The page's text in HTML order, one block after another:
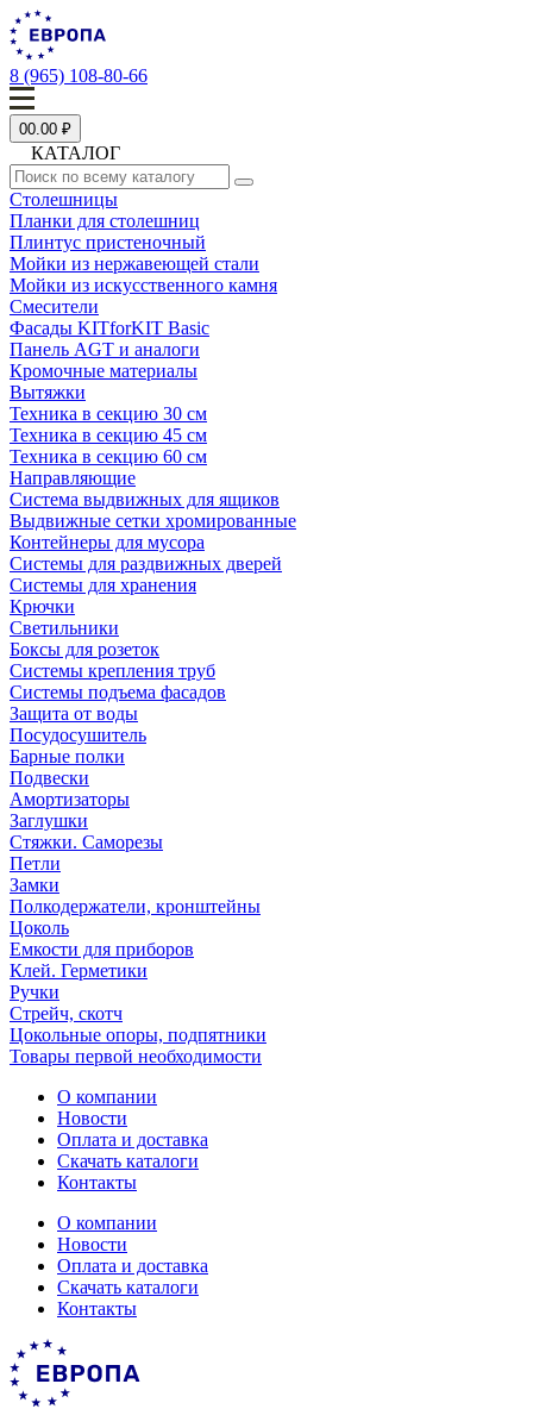
8 (965) 108-80-66
00.00 ₽
КАТАЛОГ
Столешницы
Планки для столешниц
Плинтус пристеночный
Мойки из нержавеющей стали
Мойки из искусственного камня
Смесители
Фасады KITforKIT Basic
Панель AGT и аналоги
Кромочные материалы
Вытяжки
Техника в секцию 30 см
Техника в секцию 45 см
Техника в секцию 60 см
Направляющие
Система выдвижных для ящиков
Выдвижные сетки хромированные
Контейнеры для мусора
Системы для раздвижных дверей
Системы для хранения
Крючки
Светильники
Боксы для розеток
Системы крепления труб
Системы подъема фасадов
Защита от воды
Посудосушитель
Барные полки
Подвески
Амортизаторы
Заглушки
Стяжки. Саморезы
Петли
Замки
Полкодержатели, кронштейны
Цоколь
Емкости для приборов
Клей. Герметики
Ручки
Стрейч, скотч
Цокольные опоры, подпятники
Товары первой необходимости
О компании
Новости
Оплата и доставка
Скачать каталоги
Контакты
О компании
Новости
Оплата и доставка
Скачать каталоги
Контакты